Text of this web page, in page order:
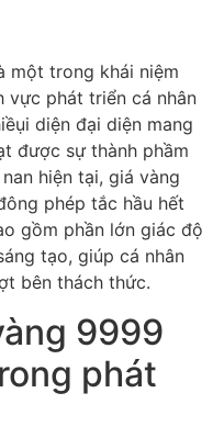
một trong khái niệm
vực phát triển cá nhân
diện đại diện mang
được sự thành phầm
hiện tại, giá vàng
phép tắc hầu hết
gồm phần lớn giác độ
tạo, giúp cá nhân
bên thách thức.
9999
phát